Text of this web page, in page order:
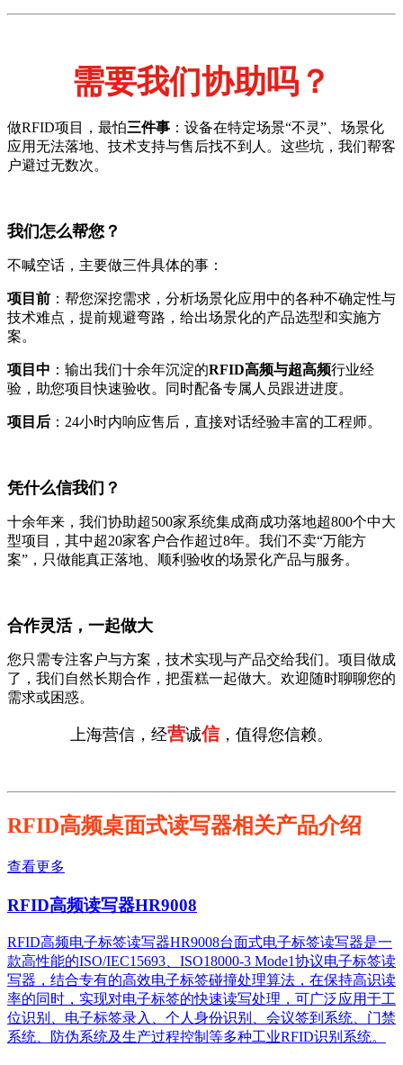
需要我们协助吗？
做RFID项目，最怕三件事 ：设备在特定场景“不灵”、场景化
应用无法落地、技术支持与售后找不到人。这些坑，我们帮客
户避过无数次。
我们怎么帮您？
不喊空话，主要做三件具体的事：
项目前 ：帮您深挖需求，分析场景化应用中的各种不确定性与
技术难点，提前规避弯路，给出场景化的产品选型和实施方
案。
项目中 ：输出我们十余年沉淀的RFID高频与超高频行业经
验，助您项目快速验收。同时配备专属人员跟进进度。
项目后 ：24小时内响应售后，直接对话经验丰富的工程师。
凭什么信我们？
十余年来，我们协助超500家系统集成商成功落地超800个中大
型项目，其中超20家客户合作超过8年。我们不卖“万能方
案”，只做能真正落地、顺利验收的场景化产品与服务。
合作灵活，一起做大
您只需专注客户与方案，技术实现与产品交给我们。项目做成
了，我们自然长期合作，把蛋糕一起做大。欢迎随时聊聊您的
需求或困惑。
上海营信，经营诚信，值得您信赖。
RFID高频桌面式读写器相关产品介绍
查看更多
RFID高频读写器HR9008
RFID高频电子标签读写器HR9008台面式电子标签读写器是一
款高性能的ISO/IEC15693、ISO18000-3 Mode1协议电子标签读
写器，结合专有的高效电子标签碰撞处理算法，在保持高识读
率的同时，实现对电子标签的快速读写处理，可广泛应用于工
位识别、电子标签录入、个人身份识别、会议签到系统、门禁
系统、防伪系统及生产过程控制等多种工业RFID识别系统。